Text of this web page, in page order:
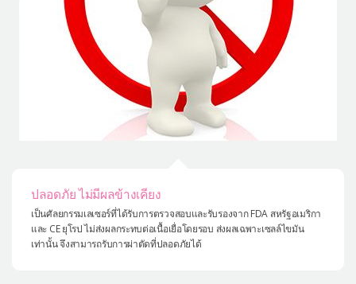
ปลอดภัย ไม่มีผลข้างเคียง
เป็นศัลยกรรมเลเซอร์ที่ได้รับการตรวจสอบและรับรองจาก FDA สหรัฐอเมริกา
และ CE ยุโรป ไม่ส่งผลกระทบต่อเนื้อเยื่อโดยรอบ ส่งผลเฉพาะเซลล์ไขมัน
เท่านั้น จึงสามารถรับการผ่าตัดที่ปลอดภัยได้